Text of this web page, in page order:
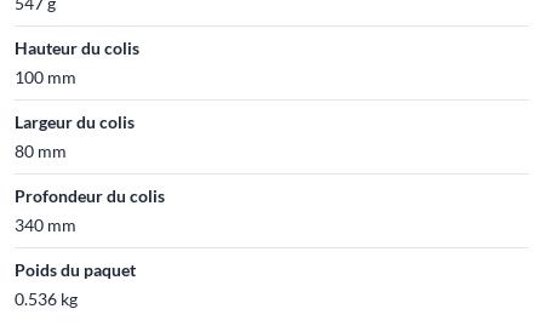
Hauteur du colis
100 mm
Largeur du colis
80 mm
Profondeur du colis
340 mm
Poids du paquet
0.536 kg